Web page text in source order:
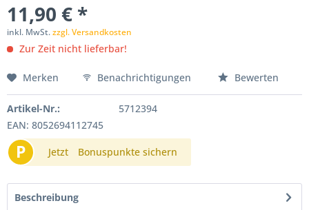
11,90 € *
inkl. MwSt.zzgl. Versandkosten
Zur Zeit nicht lieferbar!
Merken Benachrichtigungen Bewerten
Artikel-Nr.:
5712394
EAN: 8052694112745
P Jetzt Bonuspunkte sichern
Beschreibung